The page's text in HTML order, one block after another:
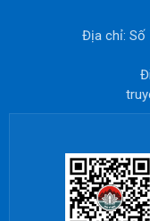
Địa chỉ: Số 72
Điện